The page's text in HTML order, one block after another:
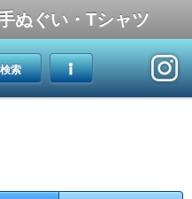
ぬぐい・Tシャツ
検索